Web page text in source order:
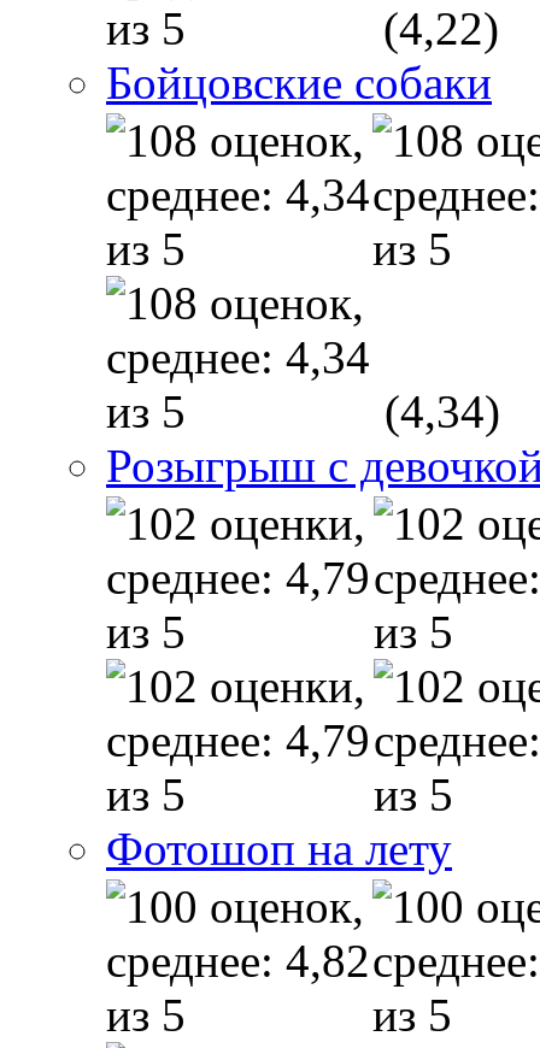
(4,22)
Бойцовские собаки
(4,34)
Розыгрыш с
Фотошоп на лету